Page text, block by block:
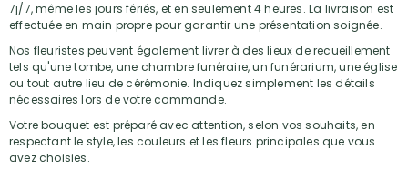
7j/7, même les jours fériés, et en seulement 4 heures. La livraison est
effectuée en main propre pour garantir une présentation soignée.
Nos fleuristes peuvent également livrer à des lieux de recueillement
tels qu'une tombe, une chambre funéraire, un funérarium, une église
ou tout autre lieu de cérémonie. Indiquez simplement les détails
nécessaires lors de votre commande.
Votre bouquet est préparé avec attention, selon vos souhaits, en
respectant le style, les couleurs et les fleurs principales que vous
avez choisies.